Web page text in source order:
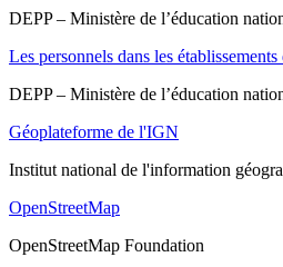
DEPP – Ministère de l’éducation
Les personnels dans les
DEPP – Ministère de l’éducation
Géoplateforme de l'IGN
Institut national de l'information
OpenStreetMap
OpenStreetMap Foundation